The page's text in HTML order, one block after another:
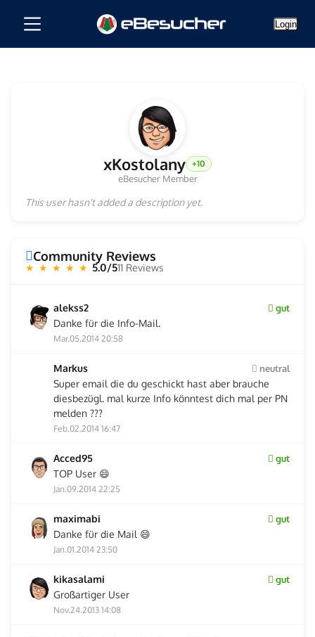
Login
xKostolany +10
eBesucher Member
This user hasn't added a description yet.
Community Reviews
★ ★ ★ ★ ★ 5.0/511 Reviews
alekss2 gut
Danke für die Info-Mail.
Mar.05.2014 20:58
Markus neutral
Super email die du geschickt hast aber brauche
diesbezügl. mal kurze Info könntest dich mal per PN
melden ???
Feb.02.2014 16:47
Acced95 gut
TOP User 😄
Jan.09.2014 22:25
maximabi gut
Danke für die Mail 😄
Jan.01.2014 23:50
kikasalami gut
Großartiger User
Nov.24.2013 14:08